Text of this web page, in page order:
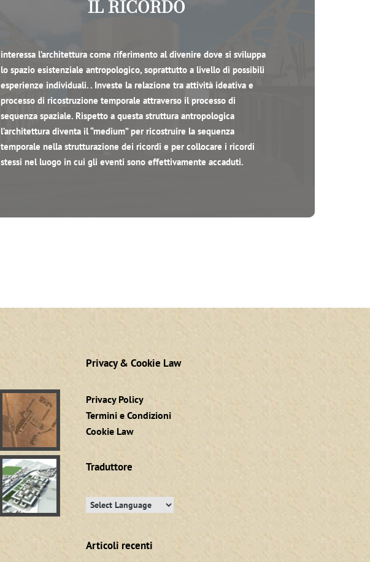
IL RICORDO
interessa l’architettura come riferimento al divenire dove si sviluppa
lo spazio esistenziale antropologico, soprattutto a livello di possibili
esperienze individuali. . Investe la relazione tra attività ideativa e
processo di ricostruzione temporale attraverso il processo di
sequenza spaziale. Rispetto a questa struttura antropologica
l’architettura diventa il “medium” per ricostruire la sequenza
temporale nella strutturazione dei ricordi e per collocare i ricordi
stessi nel luogo in cui gli eventi sono effettivamente accaduti.
Privacy & Cookie Law
Privacy Policy
Termini e Condizioni
Cookie Law
Traduttore
Articoli recenti